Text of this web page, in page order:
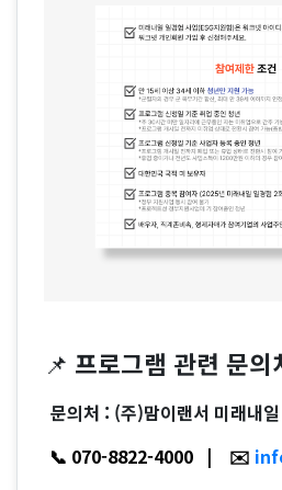
📌 프로그램 관련 문의
문의처 : (주)맘이랜서 미래내
📞 070-8822-4000 | ✉️